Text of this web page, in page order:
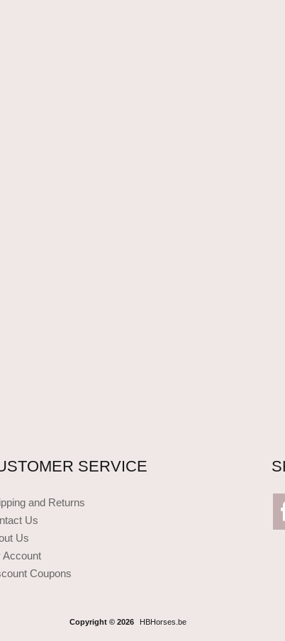
SERVICE
and Returns
Us
Us
Account
Coupons
Copyright © 2026 HBHorses.be